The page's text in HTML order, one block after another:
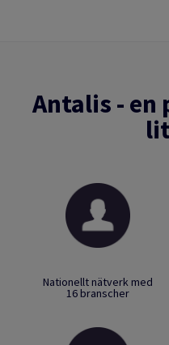
Antalis - en
Nationellt nätverk med
16 branscher